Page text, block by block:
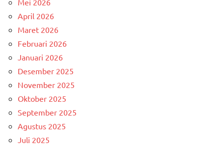
Mei 2026
April 2026
Maret 2026
Februari 2026
Januari 2026
Desember 2025
November 2025
Oktober 2025
September 2025
Agustus 2025
Juli 2025